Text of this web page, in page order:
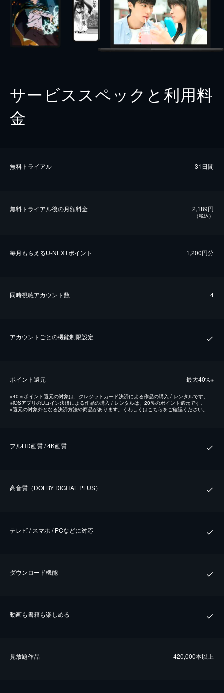
サービススペックと利用料
金
無料トライアル 31日間
無料トライアル後の⽉額料金 2,189円
（税込）
毎⽉もらえるU-NEXTポイント 1,200円分
同時視聴アカウント数 4
アカウントごとの機能制限設定
ポイント還元 最⼤40%※
※40％ポイント還元の対象は、クレジットカード決済による作品の購入 / レンタルです。
※iOSアプリのUコイン決済による作品の購入 / レンタルは、20％のポイント還元です。
※還元の対象外となる決済方法や商品があります。くわしくはこちらをご確認ください。
フルHD画質 / 4K画質
⾼⾳質（DOLBY DIGITAL PLUS）
テレビ / スマホ / PCなどに対応
ダウンロード機能
動画も書籍も楽しめる
⾒放題作品 420,000本以上